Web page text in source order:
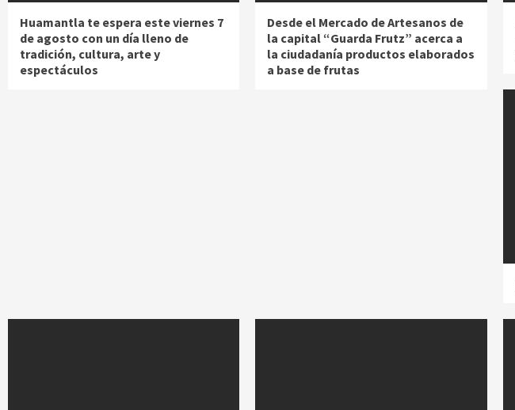
Huamantla te espera este viernes 7
de agosto con un día lleno de
tradición, cultura, arte y
espectáculos
Desde el Mercado de Artesanos de
la capital “Guarda Frutz” acerca a
la ciudadanía productos elaborados
a base de frutas